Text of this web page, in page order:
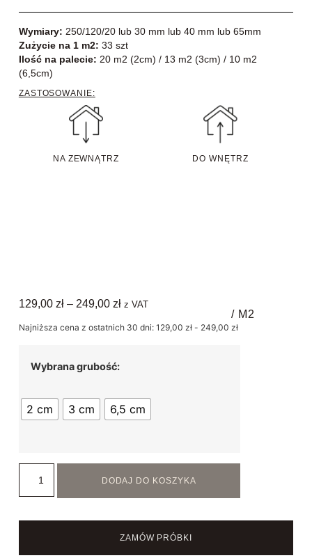
Wymiary: 250/120/20 lub 30 mm lub 40 mm lub 65mm
Zużycie na 1 m2: 33 szt
Ilość na palecie: 20 m2 (2cm) / 13 m2 (3cm) / 10 m2
(6,5cm)
ZASTOSOWANIE:
NA ZEWNĄTRZ DO WNĘTRZ
129,00 zł– 249,00 zł z VAT
Najniższa cena z ostatnich 30 dni: 129,00 zł- 249,00 zł
/ M2
Wybrana grubość:
2 cm 3 cm 6,5 cm
DODAJ DO KOSZYKA
ZAMÓW PRÓBKI